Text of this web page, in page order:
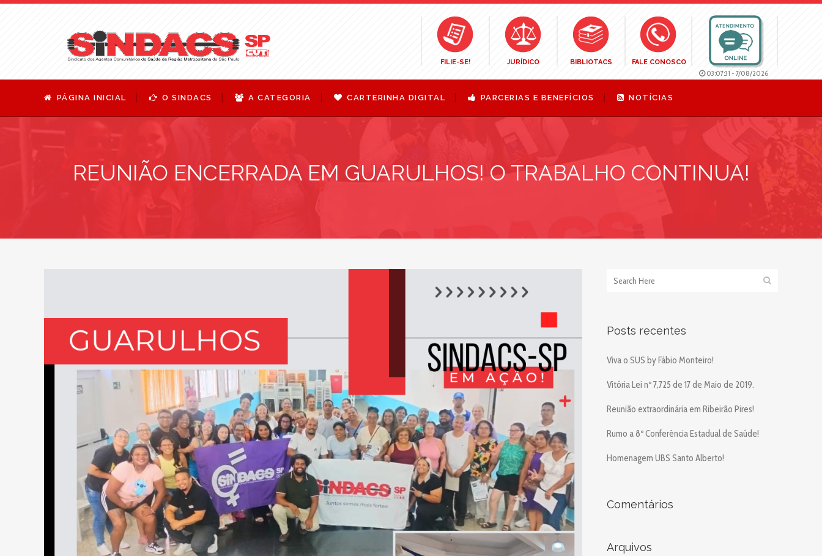
03:07:32 - 7/08/2026
FILIE-SE! JURÍDICO BIBLIOTACS FALE CONOSCO
PÁGINA INICIAL O SINDACS A CATEGORIA CARTERINHA DIGITAL PARCERIAS E BENEFÍCIOS NOTÍCIAS
REUNIÃO ENCERRADA EM GUARULHOS! O TRABALHO CONTINUA!
Posts recentes
Viva o SUS by Fábio Monteiro!
Vitória Lei nº 7,725 de 17 de Maio de 2019.
Reunião extraordinária em Ribeirão Pires!
Rumo a 8º Conferência Estadual de Saúde!
Homenagem UBS Santo Alberto!
Comentários
Arquivos